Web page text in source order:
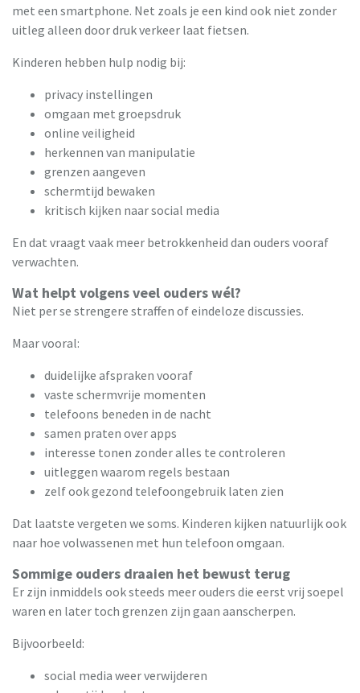
met een smartphone. Net zoals je een kind ook niet zonder
uitleg alleen door druk verkeer laat fietsen.
Kinderen hebben hulp nodig bij:
privacy instellingen
omgaan met groepsdruk
online veiligheid
herkennen van manipulatie
grenzen aangeven
schermtijd bewaken
kritisch kijken naar social media
En dat vraagt vaak meer betrokkenheid dan ouders vooraf
verwachten.
Wat helpt volgens veel ouders wél?
Niet per se strengere straffen of eindeloze discussies.
Maar vooral:
duidelijke afspraken vooraf
vaste schermvrije momenten
telefoons beneden in de nacht
samen praten over apps
interesse tonen zonder alles te controleren
uitleggen waarom regels bestaan
zelf ook gezond telefoongebruik laten zien
Dat laatste vergeten we soms. Kinderen kijken natuurlijk ook
naar hoe volwassenen met hun telefoon omgaan.
Sommige ouders draaien het bewust terug
Er zijn inmiddels ook steeds meer ouders die eerst vrij soepel
waren en later toch grenzen zijn gaan aanscherpen.
Bijvoorbeeld:
social media weer verwijderen